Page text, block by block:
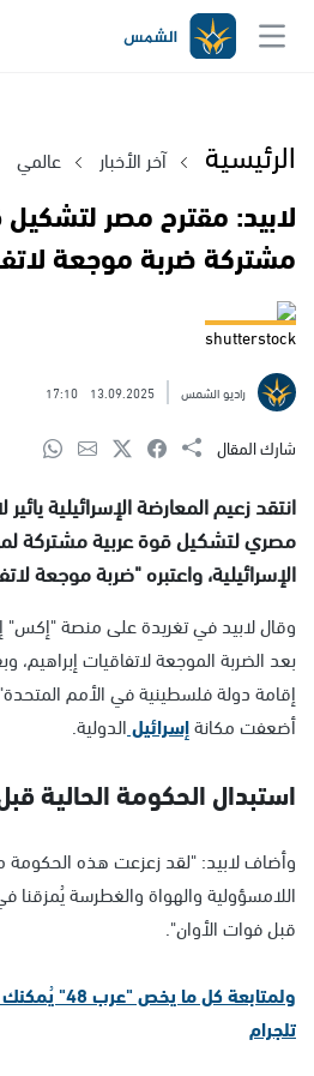
الرئيسية آخر الأخبار عالمي
لابيد: مقترح مصر
مشتركة ضربة موجعة
shutterstock
راديو الشمس 13.09.2025
17:10
شارك المقال
انتقد زعيم المعارضة الإسرائيلية
مصري لتشكيل قوة عربية مشتركة
الإسرائيلية، واعتبره "ضربة موجعة
وقال لابيد في تغريدة على منصة "إكس"
بعد الضربة الموجعة لاتفاقيات
إقامة دولة فلسطينية في الأمم
أضعفت مكانةإسرائيلالدولية.
استبدال الحكومة الحالية
وأضاف لابيد: "لقد زعزعت هذه الحكومة
اللامسؤولية والهواة والغطرسة يُمزقنا
قبل فوات الأوان".
ولمتابعة كل
تلجرام